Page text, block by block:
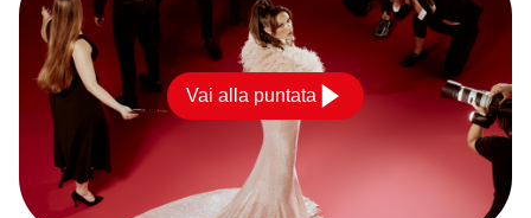
Vai alla puntata